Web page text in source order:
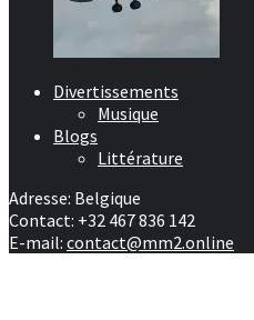
Divertissements
Musique
Blogs
Littérature
Adresse: Belgique
Contact: +32 467 836 142
E-mail: contact@mm2.online